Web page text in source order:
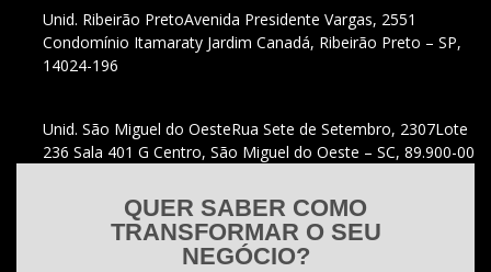
Unid. Ribeirão PretoAvenida Presidente Vargas, 2551
Condomínio Itamaraty Jardim Canadá, Ribeirão Preto – SP,
14024-196
Unid. São Miguel do OesteRua Sete de Setembro, 2307Lote
236 Sala 401 G Centro, São Miguel do Oeste – SC, 89.900-00
QUER SABER COMO
TRANSFORMAR O SEU
NEGÓCIO?